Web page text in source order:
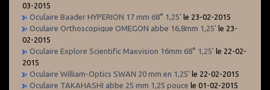
03-2015
Oculaire Baader HYPERION 17 mm 68° 1,25' le 23-02-2015
Oculaire Orthoscopique OMEGON abbe 16,8mm 1,25' le 23-
02-2015
Oculaire Explore Scientific Maxvision 16mm 68° 1,25' le 22-02-
2015
Oculaire William-Optics SWAN 20 mm en 1,25' le 22-02-2015
Oculaire TAKAHASHI abbe 25 mm 1,25 pouce le 01-02-2015